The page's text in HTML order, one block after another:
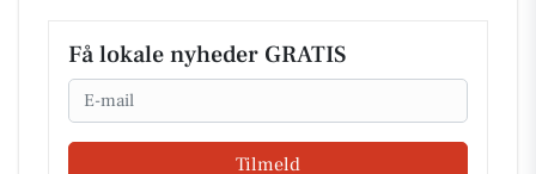
Få lokale nyheder GRATIS
Email
Tilmeld